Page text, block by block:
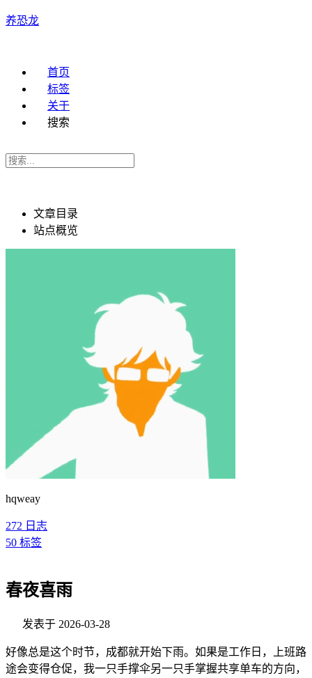
养恐龙
首页
标签
关于
搜索
文章目录
站点概览
hqweay
272 日志
50 标签
春夜喜雨
发表于 2026-03-28
好像总是这个时节，成都就开始下雨。如果是工作日，上班路
途会变得仓促，我一只手撑伞另一只手掌握共享单车的方向，